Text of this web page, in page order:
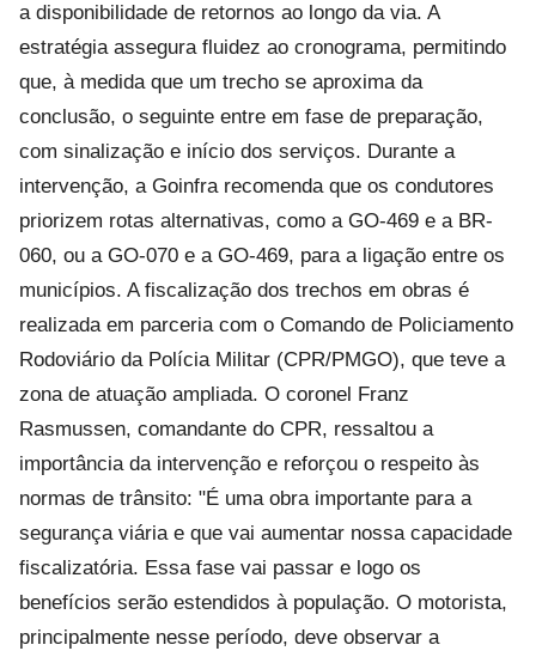
a disponibilidade de retornos ao longo da via. A
estratégia assegura fluidez ao cronograma, permitindo
que, à medida que um trecho se aproxima da
conclusão, o seguinte entre em fase de preparação,
com sinalização e início dos serviços. Durante a
intervenção, a Goinfra recomenda que os condutores
priorizem rotas alternativas, como a GO-469 e a BR-
060, ou a GO-070 e a GO-469, para a ligação entre os
municípios. A fiscalização dos trechos em obras é
realizada em parceria com o Comando de Policiamento
Rodoviário da Polícia Militar (CPR/PMGO), que teve a
zona de atuação ampliada. O coronel Franz
Rasmussen, comandante do CPR, ressaltou a
importância da intervenção e reforçou o respeito às
normas de trânsito: "É uma obra importante para a
segurança viária e que vai aumentar nossa capacidade
fiscalizatória. Essa fase vai passar e logo os
benefícios serão estendidos à população. O motorista,
principalmente nesse período, deve observar a